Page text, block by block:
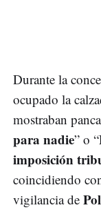
Durante la
ocupado la
mostraban
para nadie” o “
imposición
coincidiendo
vigilancia de